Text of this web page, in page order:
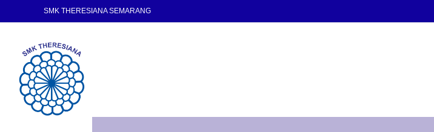
SMK THERESIANA SEMARANG